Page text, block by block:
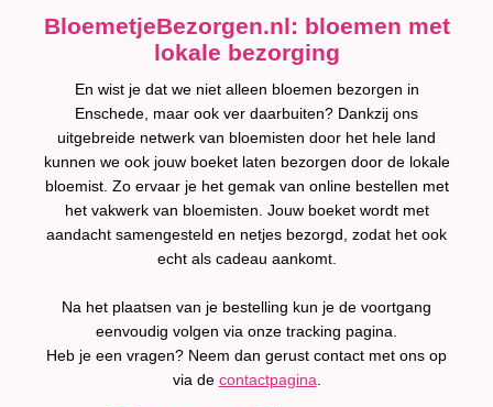
BloemetjeBezorgen.nl: bloemen met
lokale bezorging
En wist je dat we niet alleen bloemen bezorgen in
Enschede, maar ook ver daarbuiten? Dankzij ons
uitgebreide netwerk van bloemisten door het hele land
kunnen we ook jouw boeket laten bezorgen door de lokale
bloemist. Zo ervaar je het gemak van online bestellen met
het vakwerk van bloemisten. Jouw boeket wordt met
aandacht samengesteld en netjes bezorgd, zodat het ook
echt als cadeau aankomt.
Na het plaatsen van je bestelling kun je de voortgang
eenvoudig volgen via onze tracking pagina.
Heb je een vragen? Neem dan gerust contact met ons op
via de contactpagina